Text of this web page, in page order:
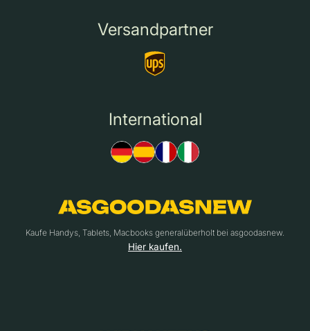
Versandpartner
International
Kaufe Handys, Tablets, Macbooks generalüberholt bei asgoodasnew.
Hier kaufen.